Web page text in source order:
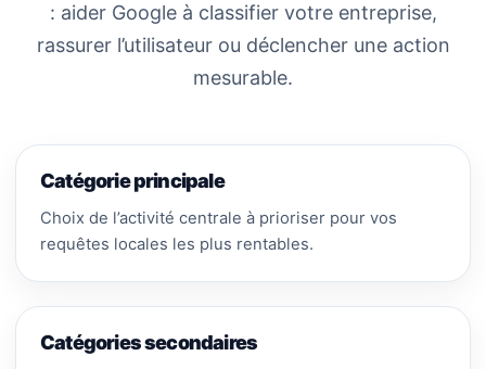
: aider Google à classifier votre entreprise,
rassurer l’utilisateur ou déclencher une action
mesurable.
Catégorie principale
Choix de l’activité centrale à prioriser pour vos
requêtes locales les plus rentables.
Catégories secondaires